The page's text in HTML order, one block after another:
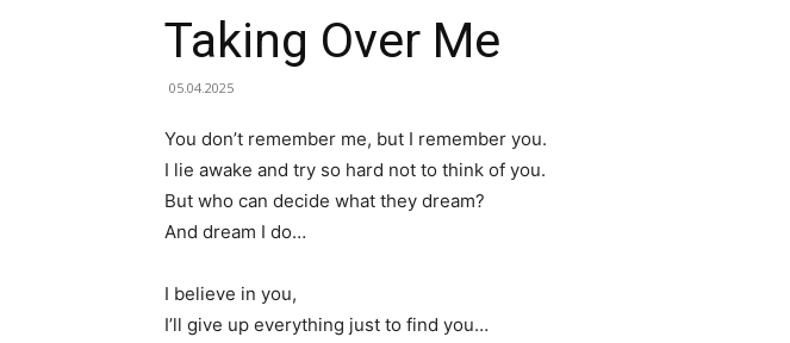
Taking Over Me
05.04.2025
You don’t remember me, but I remember you.
I lie awake and try so hard not to think of you.
But who can decide what they dream?
And dream I do…
I believe in you,
I’ll give up everything just to find you…